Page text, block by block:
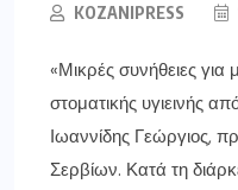
KOZANIPRESS
«Μικρές συνήθειες
στοματικής υγιεινής
Ιωαννίδης Γεώργιος,
Σερβίων. Κατά τη